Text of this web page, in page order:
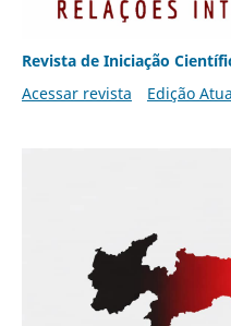
Revista de Iniciação
Acessar revista
Edição